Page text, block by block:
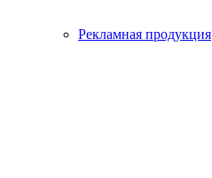
Рекламная продукция